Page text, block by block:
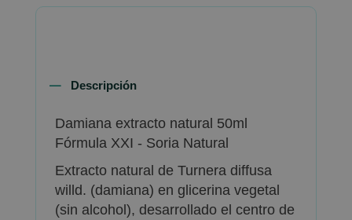
Descripción
Damiana extracto natural 50ml
Fórmula XXI - Soria Natural
Extracto natural de Turnera diffusa
willd. (damiana) en glicerina vegetal
(sin alcohol), desarrollado el centro de